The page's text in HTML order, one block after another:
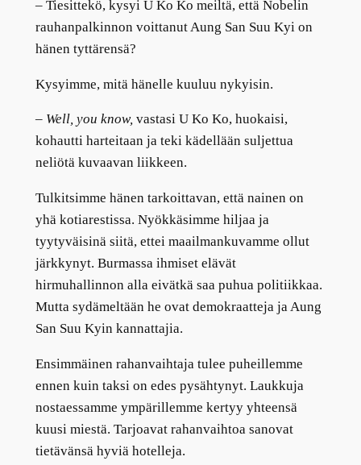
–Tiesittekö, kysyi U Ko Ko meiltä, että Nobelin
rauhanpalkinnon voittanut Aung San Suu Kyi on
hänen tyttärensä?
Kysyimme, mitä hänelle kuuluu nykyisin.
–Well, you know, vastasi U Ko Ko, huokaisi,
kohautti harteitaan ja teki kädellään suljettua
neliötä kuvaavan liikkeen.
Tulkitsimme hänen tarkoittavan, että nainen on
yhä kotiarestissa. Nyökkäsimme hiljaa ja
tyytyväisinä siitä, ettei maailmankuvamme ollut
järkkynyt. Burmassa ihmiset elävät
hirmuhallinnon alla eivätkä saa puhua politiikkaa.
Mutta sydämeltään he ovat demokraatteja ja Aung
San Suu Kyin kannattajia.
Ensimmäinen rahanvaihtaja tulee puheillemme
ennen kuin taksi on edes pysähtynyt. Laukkuja
nostaessamme ympärillemme kertyy yhteensä
kuusi miestä. Tarjoavat rahanvaihtoa sanovat
tietävänsä hyviä hotelleja.